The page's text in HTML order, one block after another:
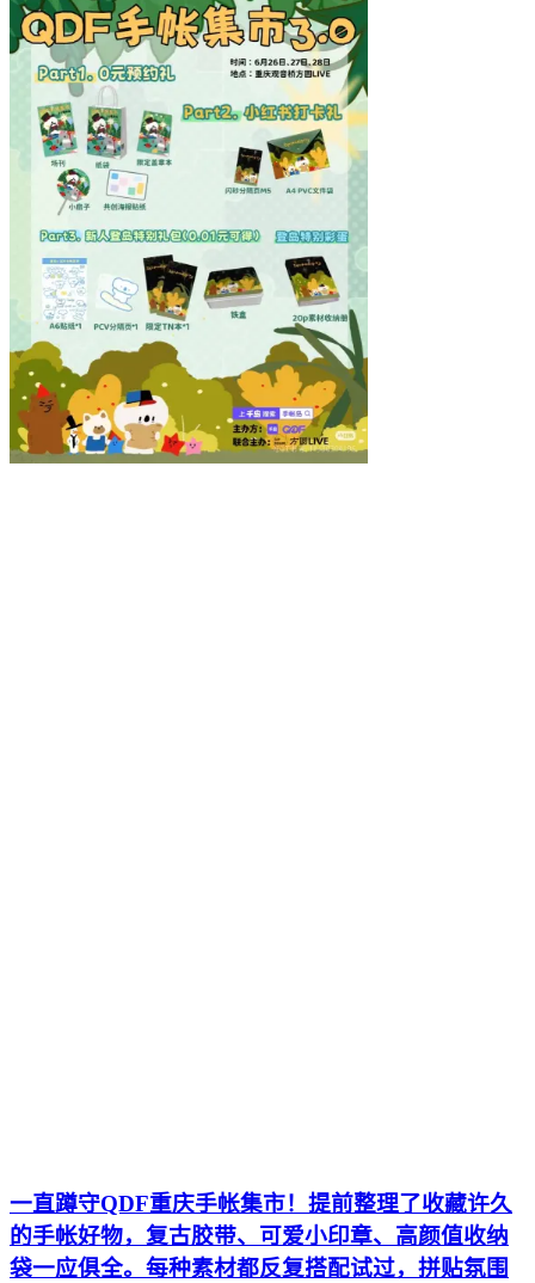
一直蹲守QDF重庆手帐集市！提前整理了收藏许久
的手帐好物，复古胶带、可爱小印章、高颜值收纳
袋一应俱全。每种素材都反复搭配试过，拼贴氛围